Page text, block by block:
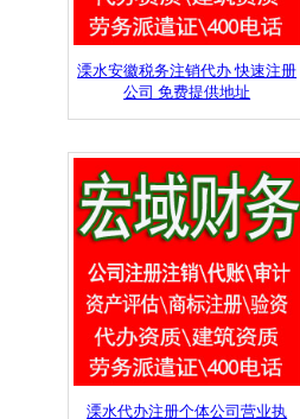
溧水安徽税务注销代办 快速注册
公司 免费提供地址
溧水代办注册个体公司营业执